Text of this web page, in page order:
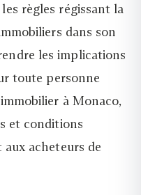
règles régissant la
dans son
les implications
toute personne
à Monaco,
et conditions
acheteurs de